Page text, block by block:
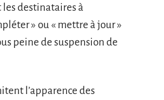
les destinataires à
» ou « mettre à jour »
peine de suspension de
l’apparence des